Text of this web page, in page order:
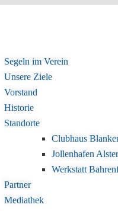
Segeln im Verein
Unsere Ziele
Vorstand
Historie
Standorte
Clubhaus
Jollenhafen
Werkstatt
Partner
Mediathek